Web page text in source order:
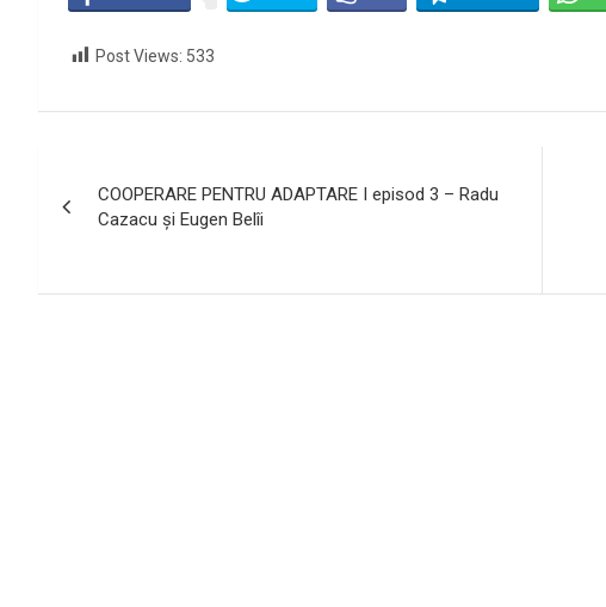
Post Views: 533
în
COOPERARE PENTRU ADAPTARE I episod 3 – Radu
Cazacu și Eugen Belîi